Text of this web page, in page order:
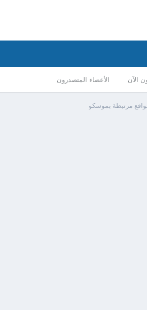
الآن الأعضاء المتصدرون
مواقع مرتبطة بموسكو